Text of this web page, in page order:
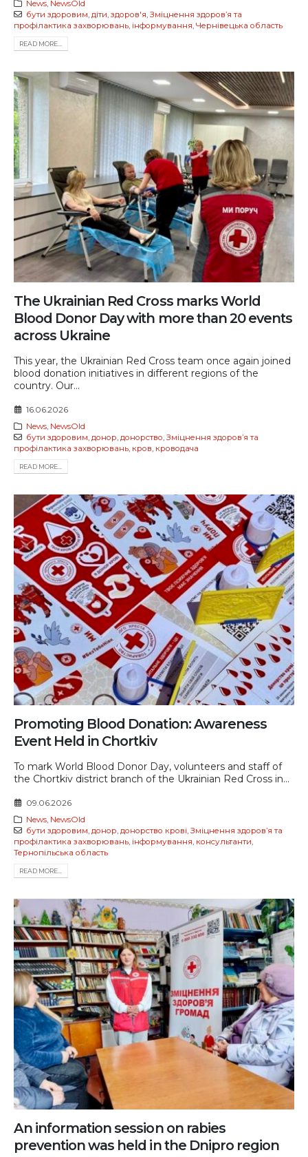
News, NewsOld
бути здоровим діти здоров'я Зміцнення здоров’я та
профілактика захворювань інформування Чернівецька область
READ MORE...
The Ukrainian Red Cross marks World
Blood Donor Day with more than 20 events
across Ukraine
This year, the Ukrainian Red Cross team once again joined
blood donation initiatives in different regions of the
country. Our...
16.06.2026
News, NewsOld
бути здоровим, донор, донорство, Зміцнення здоров’я та
профілактика захворювань, кров, кроводача
READ MORE...
Promoting Blood Donation: Awareness
Event Held in Chortkiv
To mark World Blood Donor Day, volunteers and staff of
the Chortkiv district branch of the Ukrainian Red Cross in...
09.06.2026
News, NewsOld
бути здоровим, донор, донорство крові, Зміцнення здоров’я та
профілактика захворювань, інформування, консультанти,
Тернопільська область
READ MORE...
An information session on rabies
prevention was held in the Dnipro region